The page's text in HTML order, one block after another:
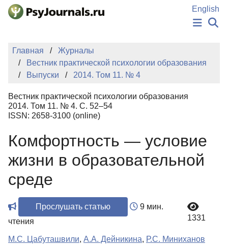
Перейти к основному содержанию
English
НОВОСТИ
ИЗДАНИЯ
АВТОРЫ
БАЗА ЗНАНИЙ
КЛЮЧЕВЫЕ СЛОВА
Регистрация
Главная
Журналы
Вестник практической психологии образования
Выпуски
2014. Том 11. № 4
Вестник практической психологии образования
2014. Том 11. № 4. С. 52–54
ISSN: 2658-3100 (online)
Комфортность — условие
жизни в образовательной
среде
Прослушать статью
9 мин.
чтения
1331
М.С. Цабуташвили, А.А. Дейникина, Р.С. Миниханов